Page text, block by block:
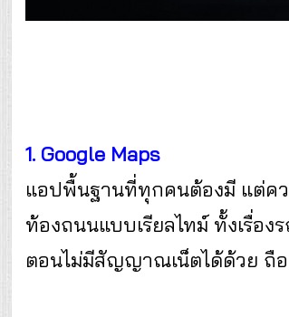
1. Google Maps
แอปพื้นฐานที่ทุกคนต้องมี แต่ค
ท้องถนนแบบเรียลไทม์ ทั้งเรื่อง
ตอนไม่มีสัญญาณเน็ตได้ด้วย ถือ